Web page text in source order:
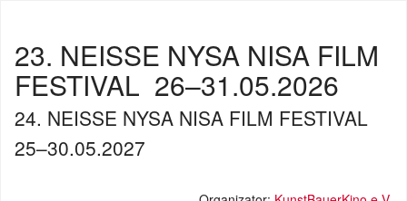
23. NEISSE NYSA NISA FILM
FESTIVAL 26–31.05.2026
24. NEISSE NYSA NISA FILM FESTIVAL
25–30.05.2027